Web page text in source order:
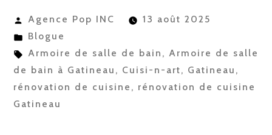
Publié
par
Agence Pop INC
13 août 2025
Publié
dans
Blogue
Étiquettes :
Armoire de salle de bain , Armoire de salle
de bain à Gatineau , Cuisi-n-art, Gatineau ,
rénovation de cuisine , rénovation de cuisine
Gatineau